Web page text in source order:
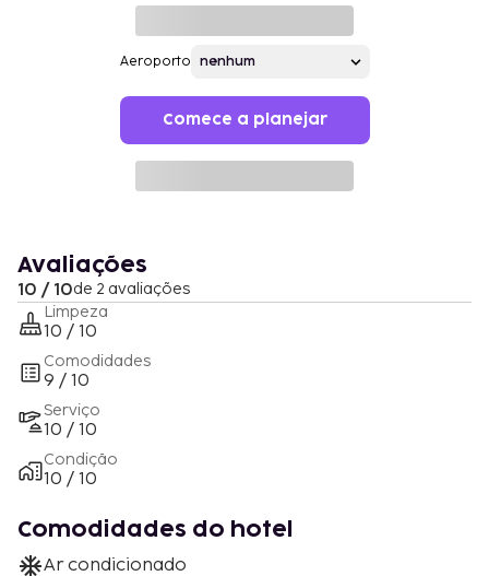
Aeroporto
Comece a planejar
Avaliações
10 / 10de 2 avaliações
Limpeza
10 / 10
Comodidades
9 / 10
Serviço
10 / 10
Condição
10 / 10
Comodidades do hotel
Ar condicionado